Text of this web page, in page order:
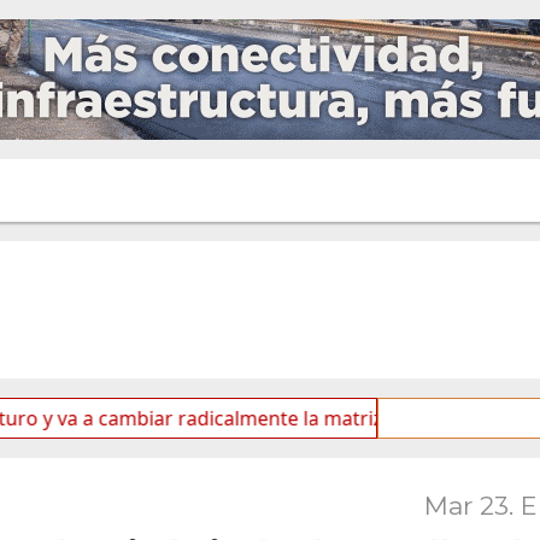
radicalmente la matriz energética de Ushuaia”
Mar 23.